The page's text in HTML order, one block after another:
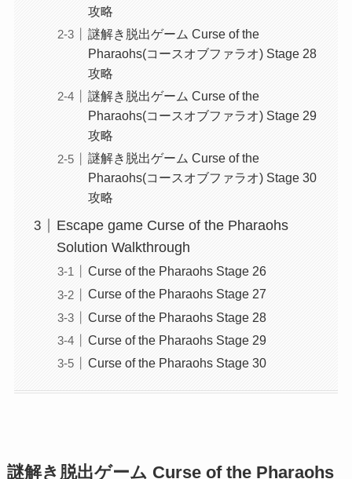
攻略
謎解き脱出ゲーム Curse of the
Pharaohs(コースオブファラオ) Stage 28
攻略
謎解き脱出ゲーム Curse of the
Pharaohs(コースオブファラオ) Stage 29
攻略
謎解き脱出ゲーム Curse of the
Pharaohs(コースオブファラオ) Stage 30
攻略
Escape game Curse of the Pharaohs
Solution Walkthrough
Curse of the Pharaohs Stage 26
Curse of the Pharaohs Stage 27
Curse of the Pharaohs Stage 28
Curse of the Pharaohs Stage 29
Curse of the Pharaohs Stage 30
謎解き脱出ゲーム Curse of the Pharaohs